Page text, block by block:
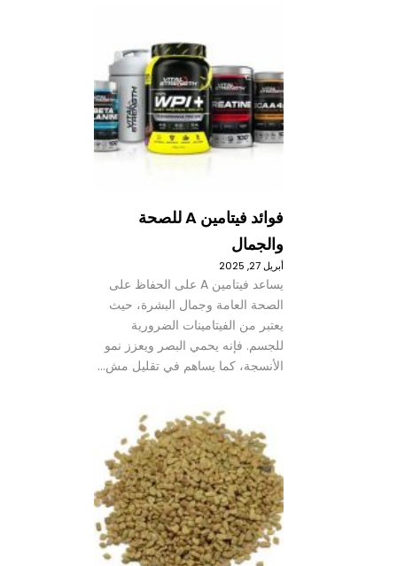
فوائد فيتامين A للصحة
والجمال
أبريل 27, 2025
يساعد فيتامين A على الحفاظ على
الصحة العامة وجمال البشرة، حيث
يعتبر من الفيتامينات الضرورية
للجسم. فإنه يحمي البصر ويعزز نمو
الأنسجة، كما يساهم في تقليل مش…